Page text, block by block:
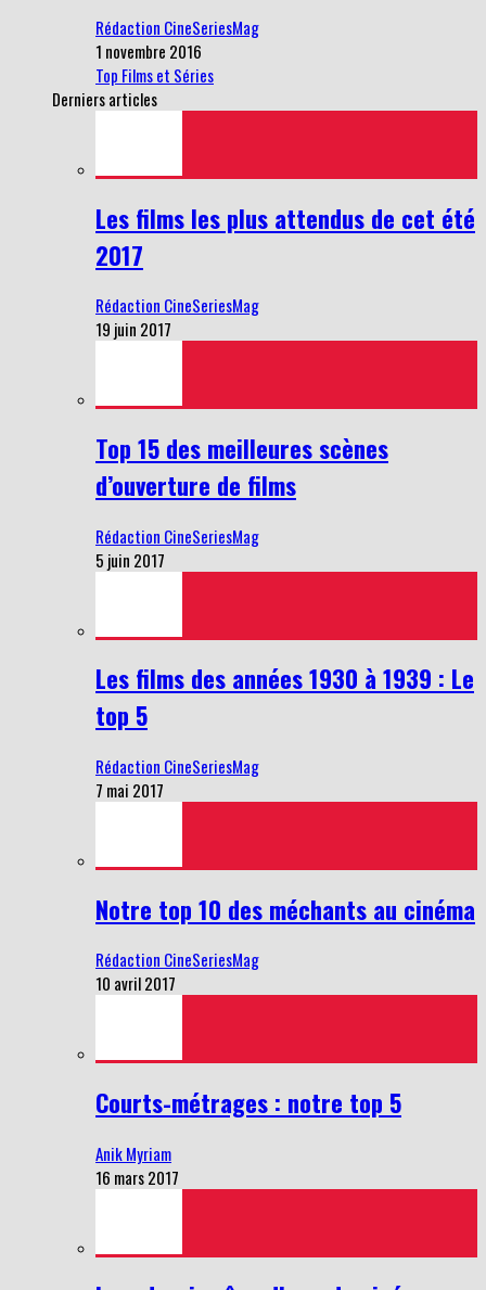
Rédaction CineSeriesMag
1 novembre 2016
Top Films et Séries
Derniers articles
Les films les plus attendus de cet été
2017
Rédaction CineSeriesMag
19 juin 2017
Top 15 des meilleures scènes
d’ouverture de films
Rédaction CineSeriesMag
5 juin 2017
Les films des années 1930 à 1939 : Le
top 5
Rédaction CineSeriesMag
7 mai 2017
Notre top 10 des méchants au cinéma
Rédaction CineSeriesMag
10 avril 2017
Courts-métrages : notre top 5
Anik Myriam
16 mars 2017